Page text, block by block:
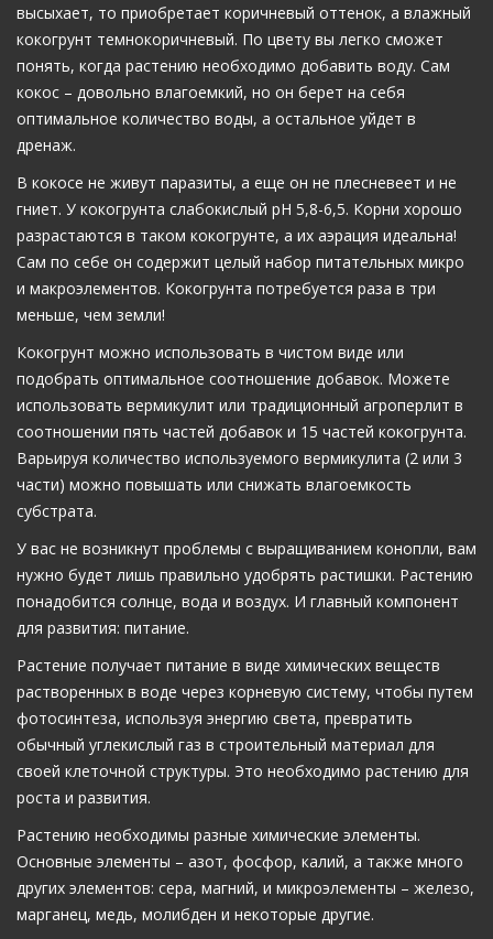
высыхает, то приобретает коричневый оттенок, а влажный
кокогрунт темнокоричневый. По цвету вы легко сможет
понять, когда растению необходимо добавить воду. Сам
кокос – довольно влагоемкий, но он берет на себя
оптимальное количество воды, а остальное уйдет в
дренаж.
В кокосе не живут паразиты, а еще он не плесневеет и не
гниет. У кокогрунта слабокислый рН 5,8-6,5. Корни хорошо
разрастаются в таком кокогрунте, а их аэрация идеальна!
Сам по себе он содержит целый набор питательных микро
и макроэлементов. Кокогрунта потребуется раза в три
меньше, чем земли!
Кокогрунт можно использовать в чистом виде или
подобрать оптимальное соотношение добавок. Можете
использовать вермикулит или традиционный агроперлит в
соотношении пять частей добавок и 15 частей кокогрунта.
Варьируя количество используемого вермикулита (2 или 3
части) можно повышать или снижать влагоемкость
субстрата.
У вас не возникнут проблемы с выращиванием конопли, вам
нужно будет лишь правильно удобрять растишки. Растению
понадобится солнце, вода и воздух. И главный компонент
для развития: питание.
Растение получает питание в виде химических веществ
растворенных в воде через корневую систему, чтобы путем
фотосинтеза, используя энергию света, превратить
обычный углекислый газ в строительный материал для
своей клеточной структуры. Это необходимо растению для
роста и развития.
Растению необходимы разные химические элементы.
Основные элементы – азот, фосфор, калий, а также много
других элементов: сера, магний, и микроэлементы – железо,
марганец, медь, молибден и некоторые другие.